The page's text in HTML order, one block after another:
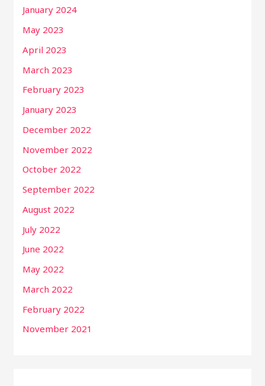
January 2024
May 2023
April 2023
March 2023
February 2023
January 2023
December 2022
November 2022
October 2022
September 2022
August 2022
July 2022
June 2022
May 2022
March 2022
February 2022
November 2021